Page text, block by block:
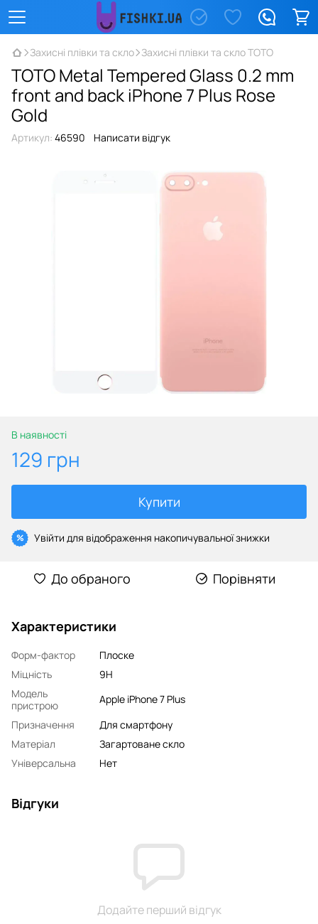
Захисні плівки та скло Захисні плівки та скло TOTO
TOTO Metal Tempered Glass 0.2 mm
front and back iPhone 7 Plus Rose
Gold
Артикул: 46590 Написати відгук
В наявності
129 грн
Купити
% Увійти для відображення накопичувальної знижки
До обраного Порівняти
Характеристики
Форм-фактор
Плоске
Міцність
9H
Модель
пристрою
Apple iPhone 7 Plus
Призначення
Для смартфону
Матеріал
Загартоване скло
Універсальна
Нет
Відгуки
Додайте перший відгук